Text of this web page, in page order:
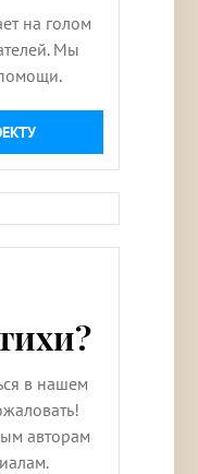
на голом
Мы
в нашем
авторам